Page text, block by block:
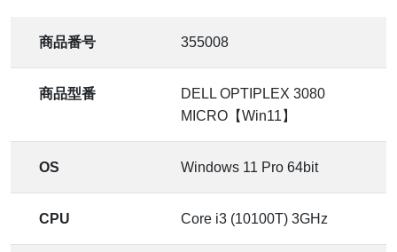
商品番号 355008
商品型番
DELL OPTIPLEX 3080
MICRO【Win11】
OS Windows 11 Pro 64bit
CPU Core i3 (10100T) 3GHz